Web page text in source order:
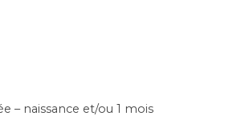
– naissance et/ou 1 mois